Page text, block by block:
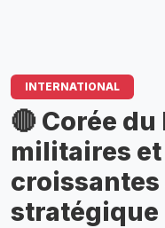
INTERNATIONAL
🔴 Corée
militaires
stratégique